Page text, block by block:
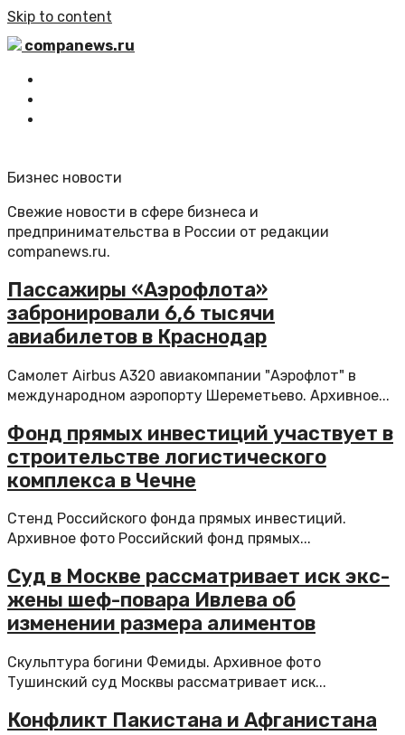
Skip to content
companews.ru
Бизнес новости
Свежие новости в сфере бизнеса и
предпринимательства в России от редакции
companews.ru.
Пассажиры «Аэрофлота»
забронировали 6,6 тысячи
авиабилетов в Краснодар
Самолет Airbus A320 авиакомпании "Аэрофлот" в
международном аэропорту Шереметьево. Архивное...
Фонд прямых инвестиций участвует в
строительстве логистического
комплекса в Чечне
Стенд Российского фонда прямых инвестиций.
Архивное фото Российский фонд прямых...
Суд в Москве рассматривает иск экс-
жены шеф-повара Ивлева об
изменении размера алиментов
Скульптура богини Фемиды. Архивное фото
Тушинский суд Москвы рассматривает иск...
Конфликт Пакистана и Афганистана